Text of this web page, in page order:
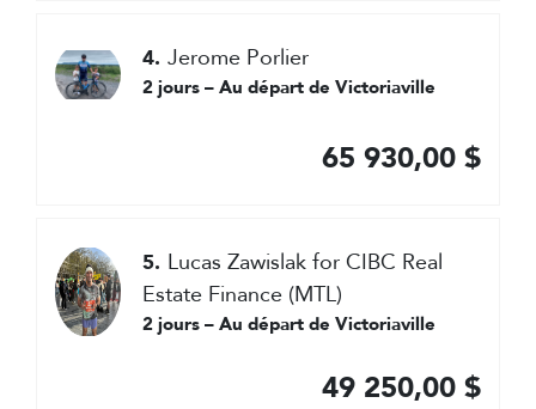
4. Jerome Porlier
2 jours – Au départ de Victoriaville
65 930,00 $
5. Lucas Zawislak for CIBC Real
Estate Finance (MTL)
2 jours – Au départ de Victoriaville
49 250,00 $